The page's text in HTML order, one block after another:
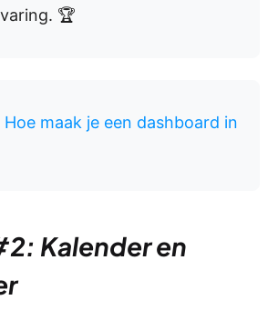
🏆
Hoe maak je een dashboard in
Kalender en